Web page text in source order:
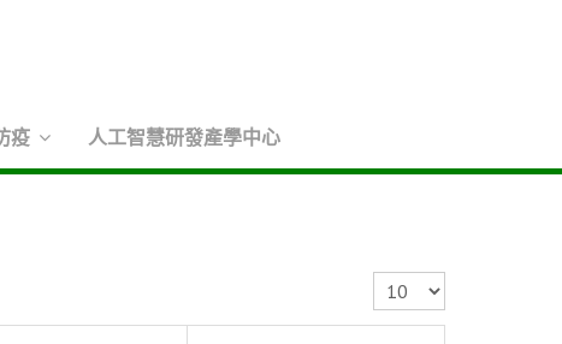
疫 人工智慧研發產學中心
顯示數目